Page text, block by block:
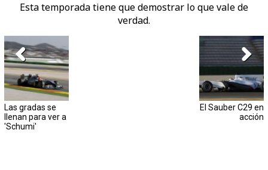
Esta temporada tiene que demostrar lo que vale de
verdad.
Las gradas se
llenan para ver a
'Schumi'
El Sauber C29 en
acción